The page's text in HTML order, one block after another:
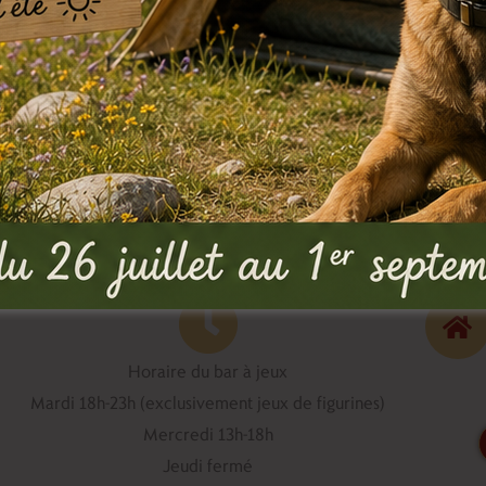
Horaire du bar à jeux
Mardi 18h-23h (exclusivement jeux de figurines)
Mercredi 13h-18h
Jeudi fermé